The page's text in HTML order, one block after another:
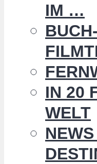
IM …
IN 20
WELT